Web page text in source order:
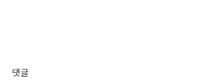
댓글